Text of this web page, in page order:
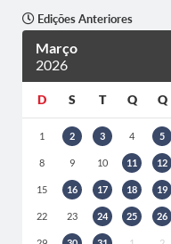
Edições Anteriores
Março
2026
D S T Q Q
1 2 3 4 5
8 9 10 11 12
15 16 17 18 19
22 23 24 25 26